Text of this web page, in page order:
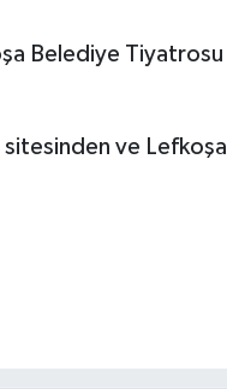
Belediye Tiyatrosu
sitesinden ve Lefkoşa